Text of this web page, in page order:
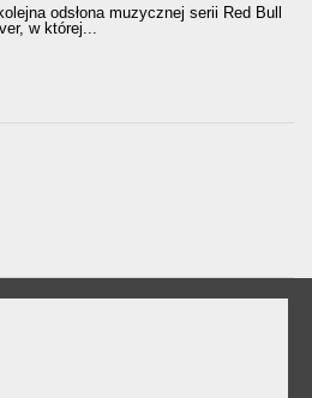
odsłona muzycznej serii Red Bull
w której...